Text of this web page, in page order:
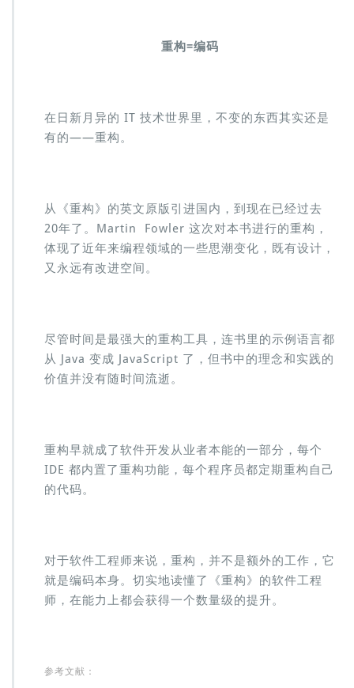
重构=编码
在日新月异的 IT 技术世界里，不变的东西其实还是
有的——重构。
从《重构》的英文原版引进国内，到现在已经过去
20年了。Martin Fowler 这次对本书进行的重构，
体现了近年来编程领域的一些思潮变化，既有设计，
又永远有改进空间。
尽管时间是最强大的重构工具，连书里的示例语言都
从 Java 变成 JavaScript 了，但书中的理念和实践的
价值并没有随时间流逝。
重构早就成了软件开发从业者本能的一部分，每个
IDE 都内置了重构功能，每个程序员都定期重构自己
的代码。
对于软件工程师来说，重构，并不是额外的工作，它
就是编码本身。切实地读懂了《重构》的软件工程
师，在能力上都会获得一个数量级的提升。
参考文献：